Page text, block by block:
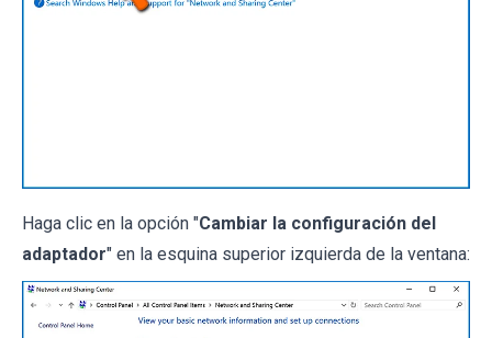
Haga clic en la opción "Cambiar la configuración del
adaptador" en la esquina superior izquierda de la ventana: